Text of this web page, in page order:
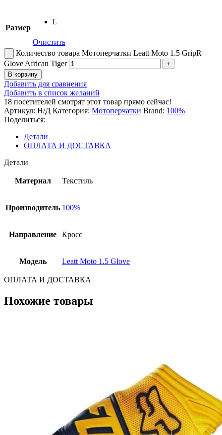
Размер
L
Очистить
Количество товара Мотоперчатки Leatt Moto 1.5 GripR
Glove African Tiger
В корзину
Добавить для сравнения
Добавить в список желаний
18 посетителей смотрят этот товар прямо сейчас!
Артикул: Н/Д Категория: Мотоперчатки Brand: 100%
Поделиться:
Детали
ОПЛАТА И ДОСТАВКА
Детали
Материал Текстиль
Производитель 100%
Направление Кросс
Модель Leatt Moto 1.5 Glove
ОПЛАТА И ДОСТАВКА
Похожие товары